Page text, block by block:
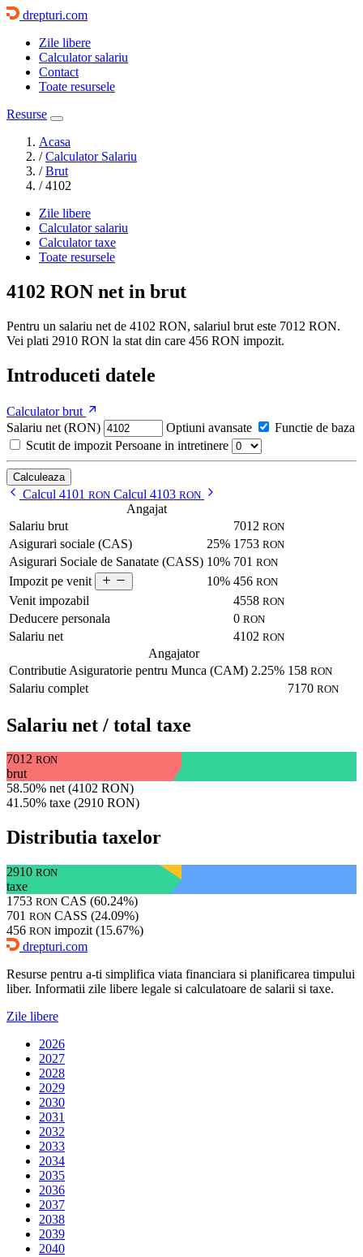
drepturi.com
Zile libere
Calculator salariu
Contact
Toate resursele
Resurse
Acasa
/ Calculator Salariu
/ Brut
/ 4102
Zile libere
Calculator salariu
Calculator taxe
Toate resursele
4102 RON net in brut
Pentru un salariu net de 4102 RON, salariul brut este 7012 RON.
Vei plati 2910 RON la stat din care 456 RON impozit.
Introduceti datele
Calculator brut
Salariu net (RON)
Optiuni avansate
Functie de baza
Scutit de impozit Persoane in intretinere
Calculeaza
Calcul 4101 RON Calcul 4103 RON
Angajat
Salariu brut
7012 RON
Asigurari sociale (CAS) 25% 1753 RON
Asigurari Sociale de Sanatate (CASS) 10% 701 RON
Impozit pe venit 10% 456 RON
Venit impozabil 4558 RON
Deducere personala 0 RON
Salariu net 4102 RON
Angajator
Contributie Asiguratorie pentru Munca (CAM) 2.25% 158 RON
Salariu complet 7170 RON
Salariu net / total taxe
7012 RON
brut
58.50% net (4102 RON)
41.50% taxe (2910 RON)
Distributia taxelor
2910 RON
taxe
1753 RON CAS (60.24%)
701 RON CASS (24.09%)
456 RON impozit (15.67%)
drepturi.com
Resurse pentru a-ti simplifica viata financiara si planificarea timpului
liber. Informatii zile libere legale si calculatoare de salarii si taxe.
Zile libere
2026
2027
2028
2029
2030
2031
2032
2033
2034
2035
2036
2037
2038
2039
2040